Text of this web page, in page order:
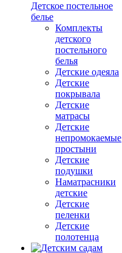
Детское постельное
белье
Комплекты
детского
постельного
белья
Детские одеяла
Детские
покрывала
Детские
матрасы
Детские
непромокаемые
простыни
Детские
подушки
Наматрасники
детские
Детские
пеленки
Детские
полотенца